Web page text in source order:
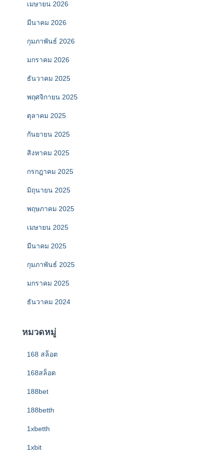
เมษายน 2026
มีนาคม 2026
กุมภาพันธ์ 2026
มกราคม 2026
ธันวาคม 2025
พฤศจิกายน 2025
ตุลาคม 2025
กันยายน 2025
สิงหาคม 2025
กรกฎาคม 2025
มิถุนายน 2025
พฤษภาคม 2025
เมษายน 2025
มีนาคม 2025
กุมภาพันธ์ 2025
มกราคม 2025
ธันวาคม 2024
หมวดหมู่
168 สล็อต
168สล็อต
188bet
188betth
1xbetth
1xbit